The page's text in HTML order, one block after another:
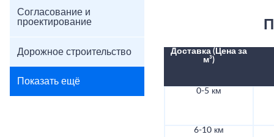
Согласование и
проектирование
Дорожное строительство
Показать ещё
Доставка (Цена за
м³)
0-5 км
6-10 км